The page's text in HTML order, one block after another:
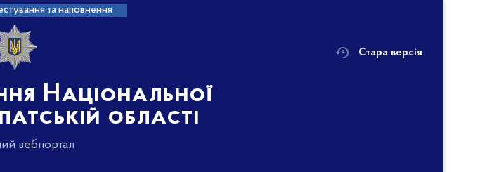
та наповнення
Національної
області
вебпортал
Стара версія